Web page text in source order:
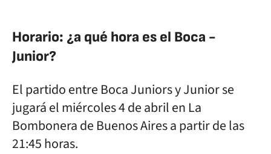
Horario: ¿a qué hora es el Boca -
Junior?
El partido entre Boca Juniors y Junior se
jugará el miércoles 4 de abril en La
Bombonera de Buenos Aires a partir de las
21:45 horas.